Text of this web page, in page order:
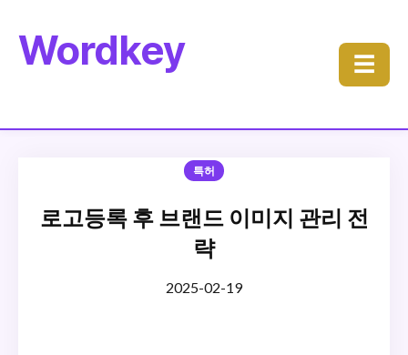
Wordkey ☰
특허
로고등록 후 브랜드 이미지 관리 전
략
2025-02-19